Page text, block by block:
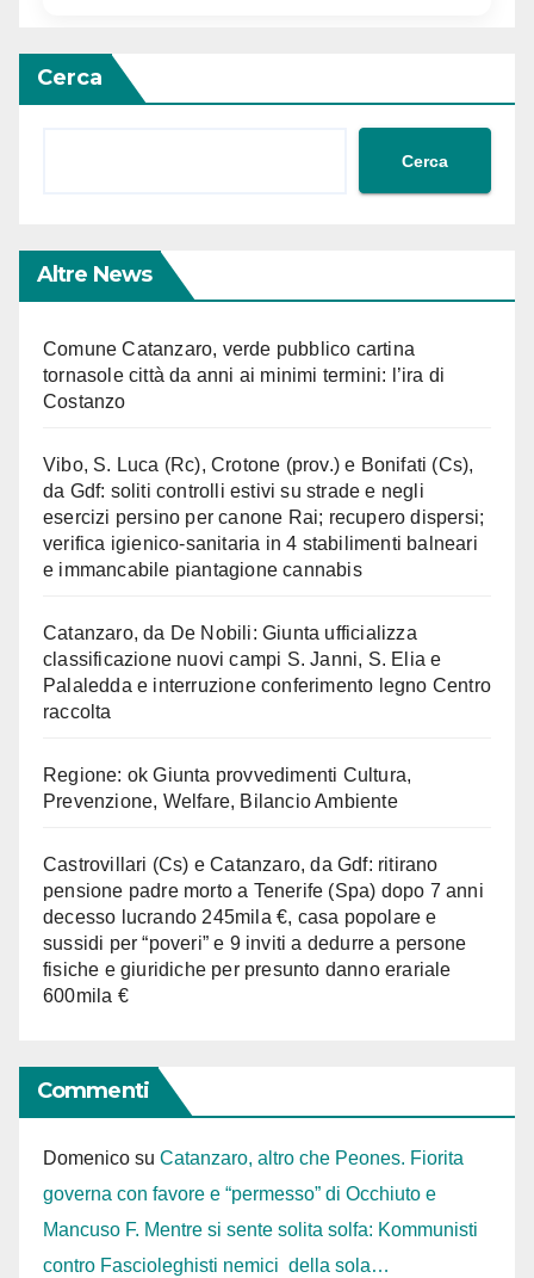
Cerca
Cerca
Altre News
Comune Catanzaro, verde pubblico cartina
tornasole città da anni ai minimi termini: l’ira di
Costanzo
Vibo, S. Luca (Rc), Crotone (prov.) e Bonifati (Cs),
da Gdf: soliti controlli estivi su strade e negli
esercizi persino per canone Rai; recupero dispersi;
verifica igienico-sanitaria in 4 stabilimenti balneari
e immancabile piantagione cannabis
Catanzaro, da De Nobili: Giunta ufficializza
classificazione nuovi campi S. Janni, S. Elia e
Palaledda e interruzione conferimento legno Centro
raccolta
Regione: ok Giunta provvedimenti Cultura,
Prevenzione, Welfare, Bilancio Ambiente
Castrovillari (Cs) e Catanzaro, da Gdf: ritirano
pensione padre morto a Tenerife (Spa) dopo 7 anni
decesso lucrando 245mila €, casa popolare e
sussidi per “poveri” e 9 inviti a dedurre a persone
fisiche e giuridiche per presunto danno erariale
600mila €
Commenti
Domenico su Catanzaro, altro che Peones. Fiorita
governa con favore e “permesso” di Occhiuto e
Mancuso F. Mentre si sente solita solfa: Kommunisti
contro Fascioleghisti nemici della sola…